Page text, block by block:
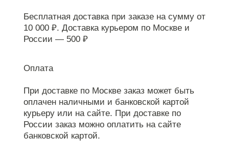
Бесплатная доставка при заказе на сумму от
10 000 ₽. Доставка курьером по Москве и
России — 500 ₽
Оплата
При доставке по Москве заказ может быть
оплачен наличными и банковской картой
курьеру или на сайте. При доставке по
России заказ можно оплатить на сайте
банковской картой.